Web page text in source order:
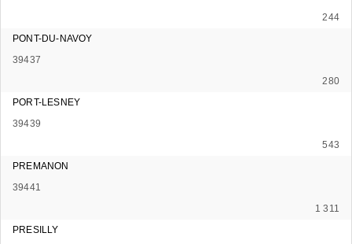
244
PONT-DU-NAVOY
39437
280
PORT-LESNEY
39439
543
PREMANON
39441
1 311
PRESILLY